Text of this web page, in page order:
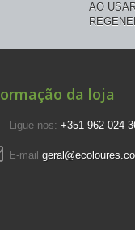
AO
da loja
Ligue-nos: +351 962 024
E-mail